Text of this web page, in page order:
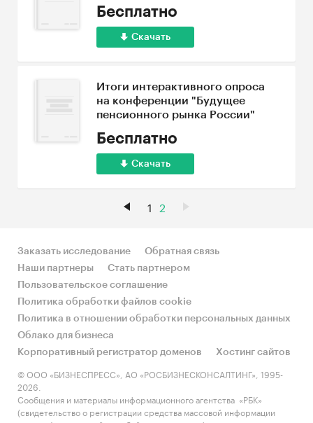
Бесплатно
Скачать
Итоги интерактивного опроса
на конференции "Будущее
пенсионного рынка России"
Бесплатно
Скачать
1 2
Заказать исследование
Обратная связь
Наши партнеры
Стать партнером
Пользовательское соглашение
Политика обработки файлов cookie
Политика в отношении обработки персональных данных
Облако для бизнеса
Корпоративный регистратор доменов
Хостинг сайтов
© ООО «БИЗНЕСПРЕСС», АО «РОСБИЗНЕСКОНСАЛТИНГ», 1995-
2026.
Сообщения и материалы информационного агентства «РБК»
(свидетельство о регистрации средства массовой информации